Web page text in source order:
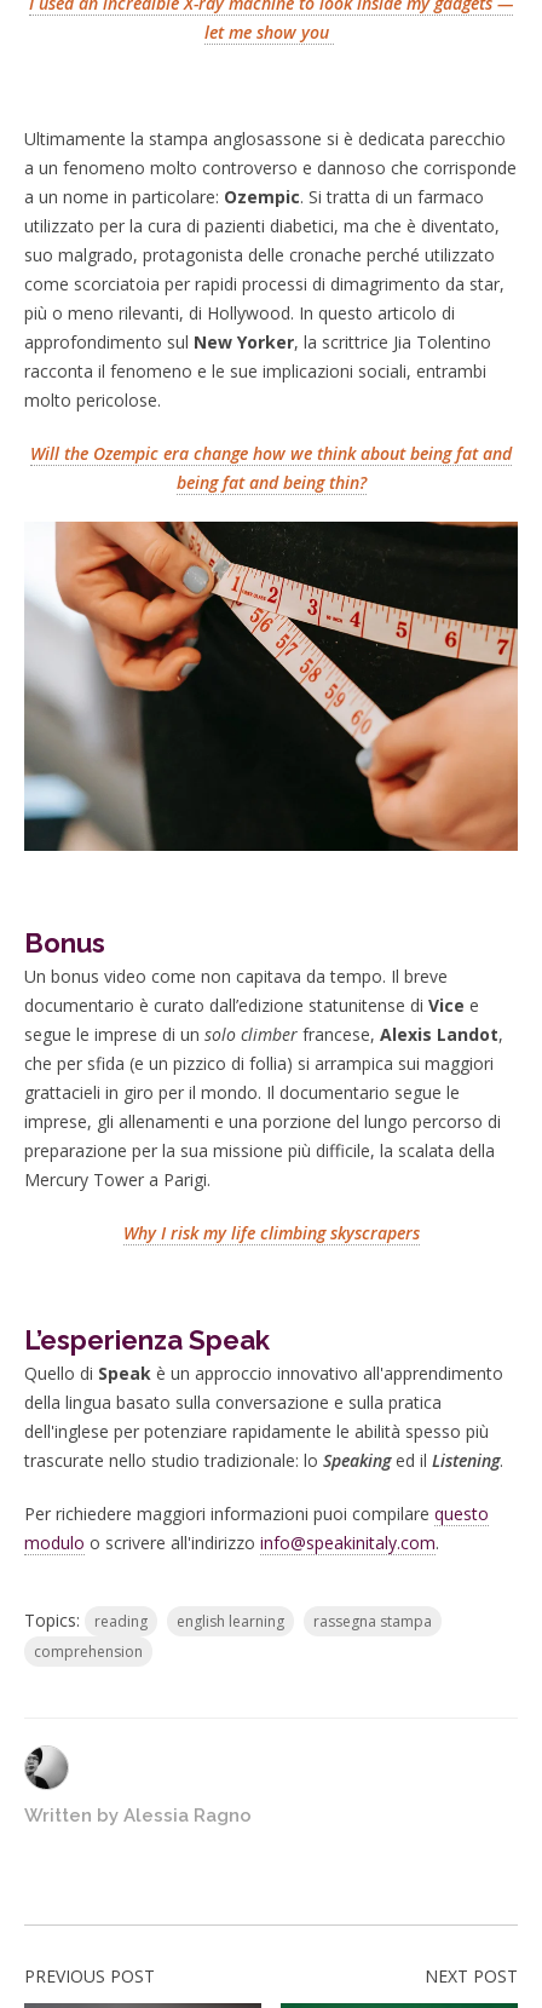
let me show you
Ultimamente la stampa anglosassone si è dedicata parecchio
a un fenomeno molto controverso e dannoso che corrisponde
a un nome in particolare: Ozempic. Si tratta di un farmaco
utilizzato per la cura di pazienti diabetici, ma che è diventato,
suo malgrado, protagonista delle cronache perché utilizzato
come scorciatoia per rapidi processi di dimagrimento da star,
più o meno rilevanti, di Hollywood. In questo articolo di
approfondimento sul New Yorker, la scrittrice Jia Tolentino
racconta il fenomeno e le sue implicazioni sociali, entrambi
molto pericolose.
Will the Ozempic era change how we think about being fat and
being fat and being thin?
Bonus
Un bonus video come non capitava da tempo. Il breve
documentario è curato dall’edizione statunitense di Vice e
segue le imprese di un solo climber francese, Alexis Landot,
che per sfida (e un pizzico di follia) si arrampica sui maggiori
grattacieli in giro per il mondo. Il documentario segue le
imprese, gli allenamenti e una porzione del lungo percorso di
preparazione per la sua missione più difficile, la scalata della
Mercury Tower a Parigi.
Why I risk my life climbing skyscrapers
L’esperienza Speak
Quello di Speak è un approccio innovativo all'apprendimento
della lingua basato sulla conversazione e sulla pratica
dell'inglese per potenziare rapidamente le abilità spesso più
trascurate nello studio tradizionale: lo Speakinged il Listening.
Per richiedere maggiori informazioni puoi compilare questo
modulo o scrivere all'indirizzo info@speakinitaly.com.
Topics: reading english learning
rassegna stampa
comprehension
Written by Alessia Ragno
PREVIOUS POST NEXT POST